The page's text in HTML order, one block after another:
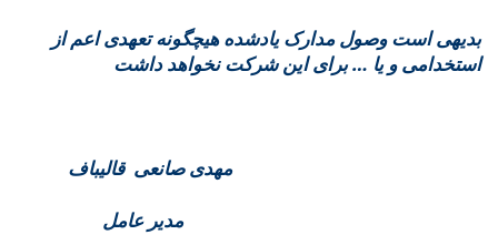
بدیهی است وصول مدارک یادشده هیچگونه تعهدی اعم از
استخدامی و یا … برای این شرکت نخواهد داشت
مهدی صانعی قالیباف
مدیر عامل